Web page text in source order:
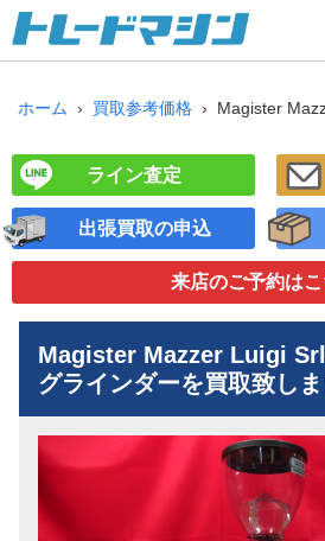
ホーム 買取参考価格 Magister
ライン査定
出張買取の申込
来店のご予約は
Magister Mazzer Luigi
グラインダーを買取致しま